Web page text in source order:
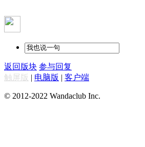
返回版块 参与回复
触屏版 | 电脑版 | 客户端
© 2012-2022 Wandaclub Inc.